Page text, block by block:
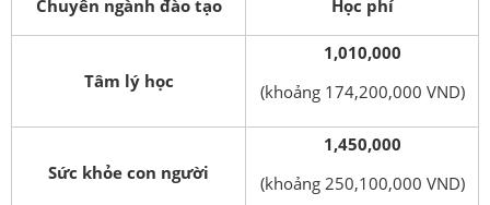
Chuyên ngành đào tạo Học phí
Tâm lý học
1,010,000
(khoảng 174,200,000 VND)
Sức khỏe con người
1,450,000
(khoảng 250,100,000 VND)